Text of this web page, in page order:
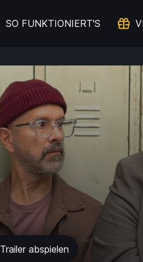
SO FUNKTIONIERT'S
Trailer abspielen